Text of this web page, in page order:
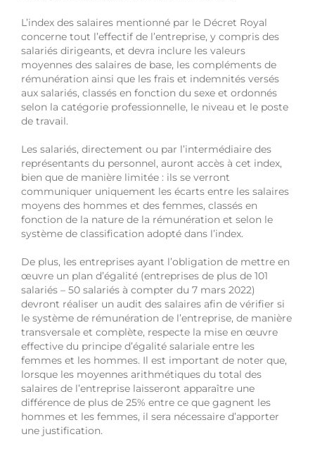
L’index des salaires mentionné par le Décret Royal
concerne tout l’effectif de l’entreprise, y compris des
salariés dirigeants, et devra inclure les valeurs
moyennes des salaires de base, les compléments de
rémunération ainsi que les frais et indemnités versés
aux salariés, classés en fonction du sexe et ordonnés
selon la catégorie professionnelle, le niveau et le poste
de travail.
Les salariés, directement ou par l’intermédiaire des
représentants du personnel, auront accès à cet index,
bien que de manière limitée : ils se verront
communiquer uniquement les écarts entre les salaires
moyens des hommes et des femmes, classés en
fonction de la nature de la rémunération et selon le
système de classification adopté dans l’index.
De plus, les entreprises ayant l’obligation de mettre en
œuvre un plan d’égalité (entreprises de plus de 101
salariés – 50 salariés à compter du 7 mars 2022)
devront réaliser un audit des salaires afin de vérifier si
le système de rémunération de l’entreprise, de manière
transversale et complète, respecte la mise en œuvre
effective du principe d’égalité salariale entre les
femmes et les hommes. Il est important de noter que,
lorsque les moyennes arithmétiques du total des
salaires de l’entreprise laisseront apparaître une
différence de plus de 25% entre ce que gagnent les
hommes et les femmes, il sera nécessaire d’apporter
une justification.